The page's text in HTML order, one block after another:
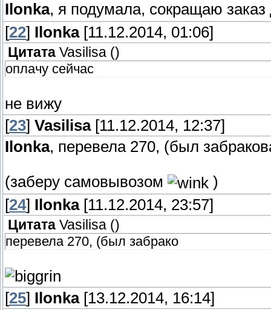
Ilonka, я подумала, сокращаю
[22] Ilonka[11.12.2014, 01:06]
Цитата Vasilisa ()
оплачу сейчас
не вижу
[23] Vasilisa[11.12.2014, 12:37]
Ilonka, перевела 270, (был
(заберу самовывозом
)
[24] Ilonka[11.12.2014, 23:57]
Цитата Vasilisa ()
перевела 270, (был забрако
[25] Ilonka[13.12.2014, 16:14]